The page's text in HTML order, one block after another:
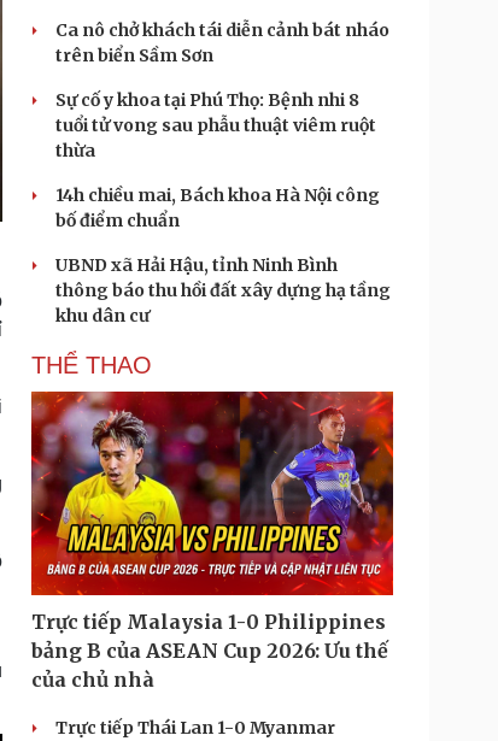
Ca nô chở khách tái diễn cảnh bát nháo
trên biển Sầm Sơn
Sự cố y khoa tại Phú Thọ: Bệnh nhi 8
tuổi tử vong sau phẫu thuật viêm ruột
thừa
14h chiều mai, Bách khoa Hà Nội công
bố điểm chuẩn
UBND xã Hải Hậu, tỉnh Ninh Bình
thông báo thu hồi đất xây dựng hạ tầng
khu dân cư
THỂ THAO
Trực tiếp Malaysia 1-0 Philippines
bảng B của ASEAN Cup 2026: Ưu thế
của chủ nhà
Trực tiếp Thái Lan 1-0 Myanmar